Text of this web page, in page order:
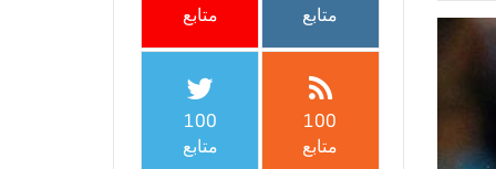
متابع متابع
100
متابع
100
متابع